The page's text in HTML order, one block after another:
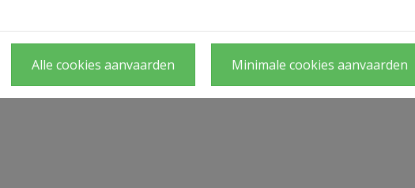
Alle cookies aanvaarden Minimale cookies aanvaarden